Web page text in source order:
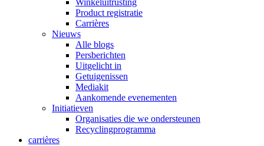
Winkeluitrusting
Product registratie
Carrières
Nieuws
Alle blogs
Persberichten
Uitgelicht in
Getuigenissen
Mediakit
Aankomende evenementen
Initiatieven
Organisaties die we ondersteunen
Recyclingprogramma
carrières